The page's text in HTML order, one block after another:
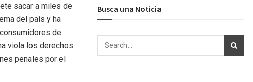
sacar a miles de
del país y ha
de
viola los derechos
penales por el
Busca una Noticia